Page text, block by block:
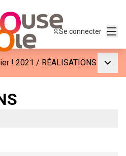
Se connecter
! 2021 / RÉALISATIONS